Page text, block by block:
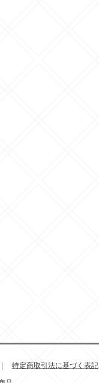
特定商取引法に基づく表記